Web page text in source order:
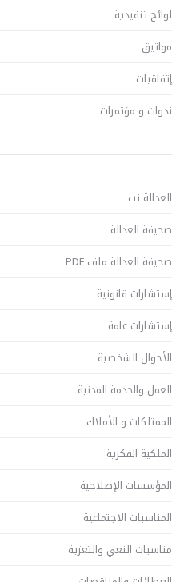
لوائح تنفيذية
مواثيق
إتفاقيات
ندوات و مؤتمرات
العدالة نت
صحيفة العدالة
صحيفة العدالة ملف PDF
إستشارات قانونية
إستشارات عامة
الأحوال الشخصية
العمل والخدمة المدنية
الممتلكات و الأملاك
الملكية الفكرية
المؤسسات الإصلاحية
المناسبات الاجتماعية
مناسبات النعي والتعزية